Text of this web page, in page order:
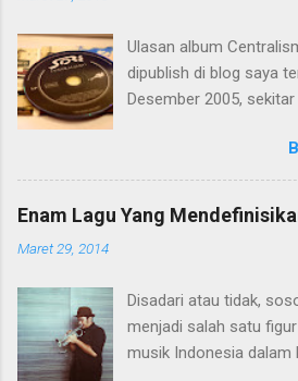
m
e
n
t
a
r
Ulasan album
dipublish di blog saya
Desember 2005,
Saya muat kembali di
menyambut album The
dirilis 5Mei
foto oleh
Enam Lagu Yang
Maret 29, 2014
Disadari atau tidak,
menjadi salah satu
musik Indonesia dalam